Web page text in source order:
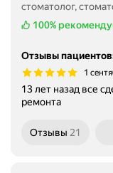
стоматолог,
100%
Отзывы пациентов
1
13 лет назад все
ремонта
Отзывы 21